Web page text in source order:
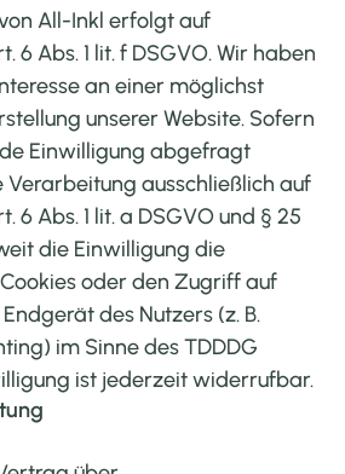
All-Inkl erfolgt auf
6 Abs. 1 lit. f DSGVO. Wir haben
an einer möglichst
unserer Website. Sofern
Einwilligung abgefragt
ausschließlich auf
6 Abs. 1 lit. a DSGVO und § 25
die Einwilligung die
oder den Zugriff auf
des Nutzers (z. B.
im Sinne des TDDDG
ist jederzeit widerrufbar.